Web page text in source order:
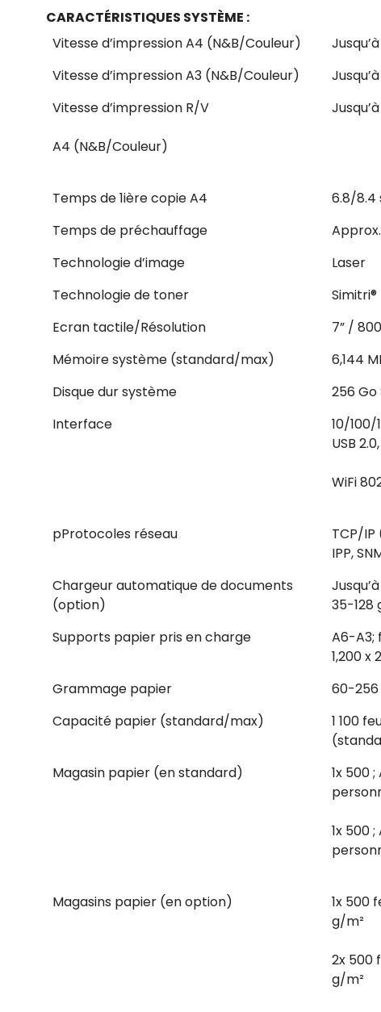
CARACTÉRISTIQUES SYSTÈME :
Vitesse d’impression A4 (N&B/Couleur)
Vitesse d’impression A3 (N&B/Couleur)
Vitesse d’impression R/V
A4 (N&B/Couleur)
Temps de 1ière copie A4
6.8/8.4
Temps de préchauffage
Technologie d’image
Laser
Technologie de toner
Ecran tactile/Résolution
7” /
Mémoire système (standard/max)
6,144
Disque dur système
256
Interface
10/
USB 2.0,
WiFi
pProtocoles réseau
TCP/IP
IPP,
Chargeur automatique de documents
(option)
35-128
Supports papier pris en charge
A6-A3;
1,200 x
Grammage papier
60-256
Capacité papier (standard/max)
1 100
Magasin papier (en standard)
1x 500
1x 500
Magasins papier (en option)
1x 500
g/m²
2x 500
g/m²